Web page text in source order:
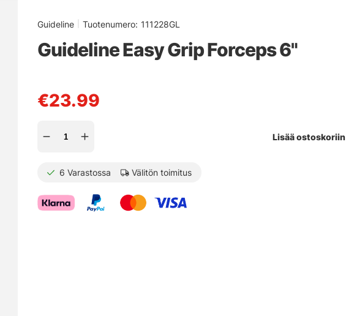
Guideline Tuotenumero: 111228GL
Guideline Easy Grip Forceps 6"
€23.99
Lisää ostoskoriin
6 Varastossa Välitön toimitus